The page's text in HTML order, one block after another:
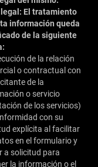
legal: El tratamiento
información queda
de la siguiente
de la relación
o contractual con
de la
o servicio
de los servicios)
con su
explícita al facilitar
en el formulario y
a solicitud para
la información o el